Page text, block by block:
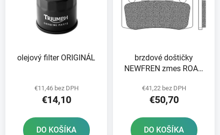
olejový filter ORIGINÁL
€11,46 bez DPH
€14,10
DO KOŠÍKA
brzdové doštičky
NEWFREN zmes ROAD
v balení
€41,22 bez DPH
€50,70
DO KOŠÍKA